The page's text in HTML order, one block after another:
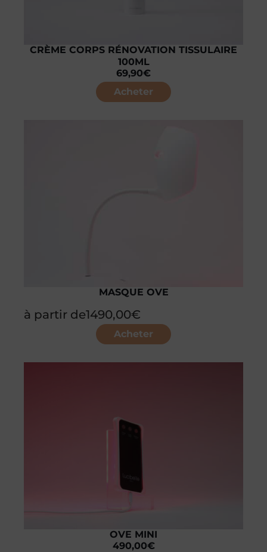
CRÈME CORPS RÉNOVATION TISSULAIRE
100ML
69,90€
Acheter
MASQUE OVE
à partir de1490,00€
Acheter
OVE MINI
490,00€